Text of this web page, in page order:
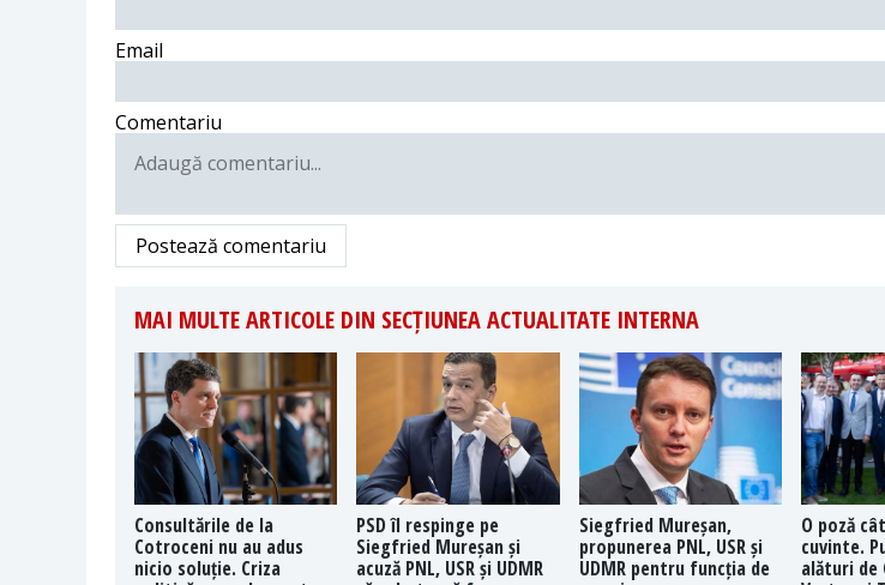
Email
Comentariu
Postează comentariu
MAI MULTE ARTICOLE DIN SECȚIUNEA ACTUALITATE INTERNA
Consultările de la
Cotroceni nu au adus
nicio soluție. Criza
PSD îl respinge pe
Siegfried Mureșan și
acuză PNL, USR și UDMR
Siegfried Mureșan,
propunerea PNL, USR și
UDMR pentru funcția de
O poză
cuvinte.
alături de